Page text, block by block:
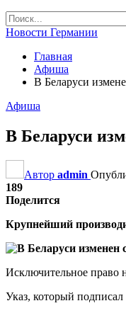
Новости Германии
Главная
Афиша
В Беларуси
Афиша
В Беларуси
Автор admin
189
Поделится
Крупнейший
Исключительное право
Указ, который